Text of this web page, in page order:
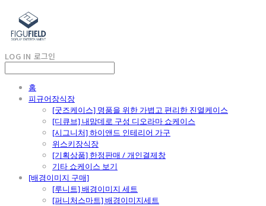
LOG IN 로그인
홈
피규어장식장
[굿즈케이스] 명품을 위한 가볍고 편리한 진열케이스
[디큐브] 내맘데로 구성 디오라마 쇼케이스
[시그니처] 하이앤드 인테리어 가구
위스키장식장
[기획상품] 한정판매 / 개인결제창
기타 쇼케이스 보기
[배경이미지 구매]
[루니트] 배경이미지 세트
[퍼니처스마트] 배경이미지세트